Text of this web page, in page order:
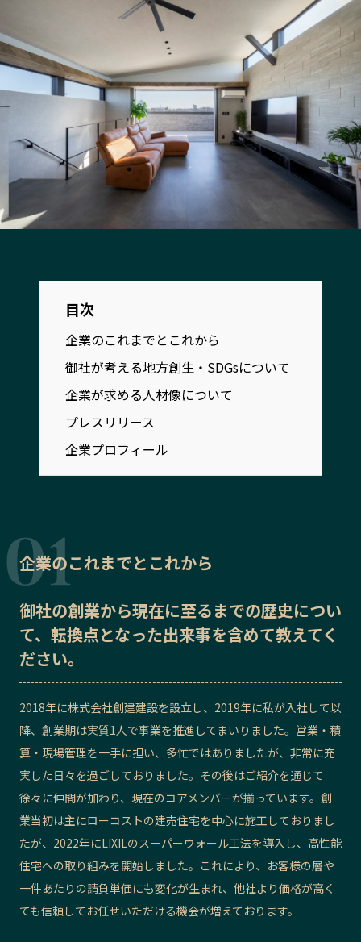
広島エリア
香川エリア
愛媛エリア
高知エリア
福岡エリア
長崎エリア
熊本エリア
大分エリア
宮崎エリア
鹿児島エリア
沖縄エリア
特集コンテンツ
地域を代表する 企業100選
プレスリリース
MILCプロジェクト
選出企業特別対談
Localist
SDGsの先駆者
イベント
記事ライター
お問い合わせ
目次
企業のこれまでとこれから
御社が考える地方創生・SDGsについて
企業が求める人材像について
プレスリリース
企業プロフィール
企業のこれまでとこれから
御社の創業から現在に至るまでの歴史につい
て、転換点となった出来事を含めて教えてく
ださい。
2018年に株式会社創建建設を設立し、2019年に私が入社して以
降、創業期は実質1人で事業を推進してまいりました。営業・積
算・現場管理を一手に担い、多忙ではありましたが、非常に充
実した日々を過ごしておりました。その後はご紹介を通じて
徐々に仲間が加わり、現在のコアメンバーが揃っています。創
業当初は主にローコストの建売住宅を中心に施工しておりまし
たが、2022年にLIXILのスーパーウォール工法を導入し、高性能
住宅への取り組みを開始しました。これにより、お客様の層や
一件あたりの請負単価にも変化が生まれ、他社より価格が高く
ても信頼してお任せいただける機会が増えております。